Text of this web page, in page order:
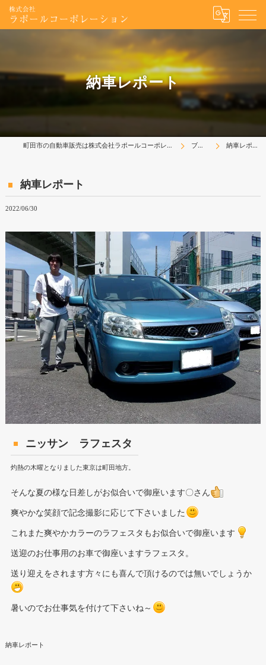
納車レポート
町田市の自動車販売は株式会社ラポールコーポレーション ブログ 納車レポート
納車レポート
2022/06/30
ニッサン ラフェスタ
灼熱の木曜となりました東京は町田地方。
そんな夏の様な日差しがお似合いで御座います〇さん
爽やかな笑顔で記念撮影に応じて下さいました
これまた爽やかカラーのラフェスタもお似合いで御座います
送迎のお仕事用のお車で御座いますラフェスタ。
送り迎えをされます方々にも喜んで頂けるのでは無いでしょうか
暑いのでお仕事気を付けて下さいね～
納車レポート